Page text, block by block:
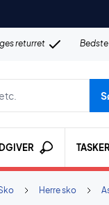
returret
TASKER
Herre sko